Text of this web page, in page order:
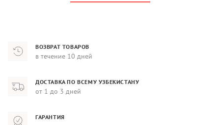
ВОЗВРАТ ТОВАРОВ
в течение 10 дней
ДОСТАВКА ПО ВСЕМУ УЗБЕКИСТАНУ
от 1 до 3 дней
ГАРАНТИЯ